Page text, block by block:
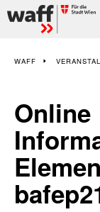
WAFF
Online